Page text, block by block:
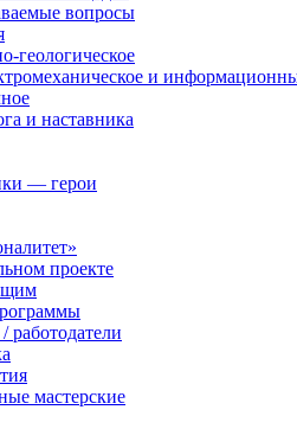
вопросы
геологическое
и
и наставника
— герои
проекте
работодатели
мастерские